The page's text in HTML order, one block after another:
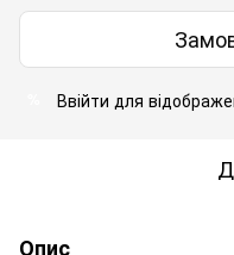
Ввійти для
Опис